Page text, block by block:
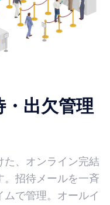
出欠管理
、オンライン完結
招待メールを一斉
で管理。オールイ